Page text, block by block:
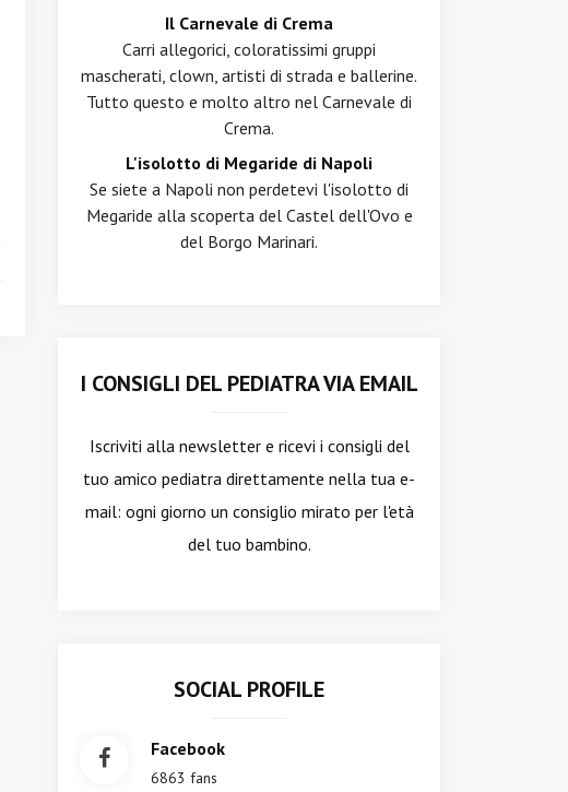
Il Carnevale di Crema
Carri allegorici, coloratissimi gruppi
mascherati, clown, artisti di strada e ballerine.
Tutto questo e molto altro nel Carnevale di
Crema.
L'isolotto di Megaride di Napoli
Se siete a Napoli non perdetevi l'isolotto di
Megaride alla scoperta del Castel dell'Ovo e
del Borgo Marinari.
I CONSIGLI DEL PEDIATRA VIA EMAIL
Iscriviti alla newslettere ricevi i consigli del
tuo amico pediatra direttamente nella tua e-
mail: ogni giorno un consiglio mirato per l'età
del tuo bambino.
SOCIAL PROFILE
Facebook
6863 fans